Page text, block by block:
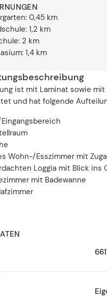
0,45 km
1,2 km
2 km
1,4 km
ist mit Laminat sowie mit
und hat folgende
Wohn-/Esszimmer mit
Loggia mit Blick ins
mit Badewanne